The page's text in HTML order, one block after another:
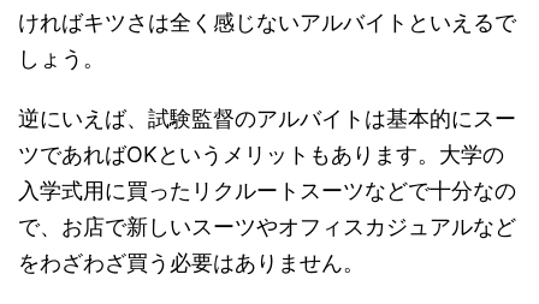
ければキツさは全く感じないアルバイトといえるで
しょう。
逆にいえば、試験監督のアルバイトは基本的にスー
ツであればOKというメリットもあります。 大学の
入学式用に買ったリクルートスーツなどで十分なの
で、お店で新しいスーツやオフィスカジュアルなど
をわざわざ買う必要はありません。